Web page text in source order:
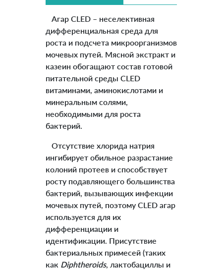
Агар CLED – неселективная
дифференциальная среда для
роста и подсчета микроорганизмов
мочевых путей. Мясной экстракт и
казеин обогащают состав готовой
питательной среды CLED
витаминами, аминокислотами и
минеральным солями,
необходимыми для роста
бактерий.
Отсутствие хлорида натрия
ингибирует обильное разрастание
колоний протеев и способствует
росту подавляющего большинства
бактерий, вызывающих инфекции
мочевых путей, поэтому CLED агар
используется для их
дифференциации и
идентификации. Присутствие
бактериальных примесей (таких
как Diphtheroids, лактобациллы и